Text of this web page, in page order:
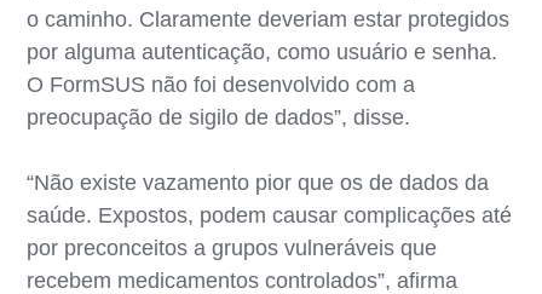
o caminho. Claramente deveriam estar protegidos
por alguma autenticação, como usuário e senha.
O FormSUS não foi desenvolvido com a
preocupação de sigilo de dados”, disse.
“Não existe vazamento pior que os de dados da
saúde. Expostos, podem causar complicações até
por preconceitos a grupos vulneráveis que
recebem medicamentos controlados”, afirma